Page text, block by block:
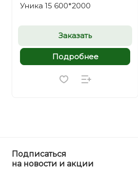
Уника 15 600*2000
Заказать
Подробнее
Подписаться
на новости и акции